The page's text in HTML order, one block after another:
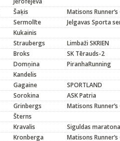
Šaķis
Matisons Runner’s
Sermolīte
Jelgavas Sporta
Kukainis
Straubergs
Limbaži SKRIEN
Broks
SK Tērauds-2
Domņina
PiranhaRunning
Kandelis
Gagaine
SPORTLAND
Sorokina
ASK Patria
Grinbergs
Matisons Runner’s
Šterns
Kravalis
Siguldas
Kronberga
Matisons Runner’s